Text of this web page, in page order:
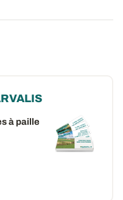
à paille